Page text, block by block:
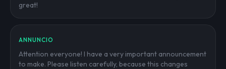
great!
ANNUNCIO
Attention everyone! I have a very important announcement
to make. Please listen carefully, because this changes